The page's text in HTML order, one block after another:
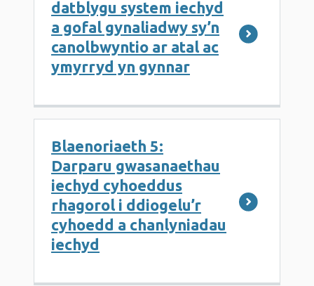
datblygu system iechyd
a gofal gynaliadwy sy’n
canolbwyntio ar atal ac
ymyrryd yn gynnar
Blaenoriaeth 5:
Darparu gwasanaethau
iechyd cyhoeddus
rhagorol i ddiogelu’r
cyhoedd a chanlyniadau
iechyd